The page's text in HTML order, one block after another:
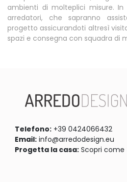
ambienti di molteplici misure.
arredatori, che sapranno
progetto assicurandoti altresì
spazi e consegna con squadra di
Telefono: +39 0424066432
Email: info@arredodesign.eu
Progetta la casa: Scopri come